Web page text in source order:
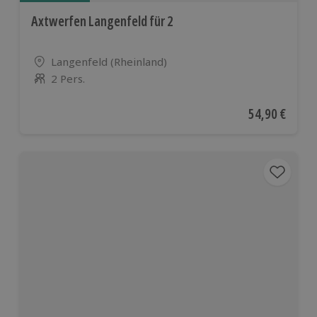
Axtwerfen Langenfeld für 2
Standort
Langenfeld (Rheinland)
Anzahl der Teilnehmer
2 Pers.
Aktueller
54,90 €